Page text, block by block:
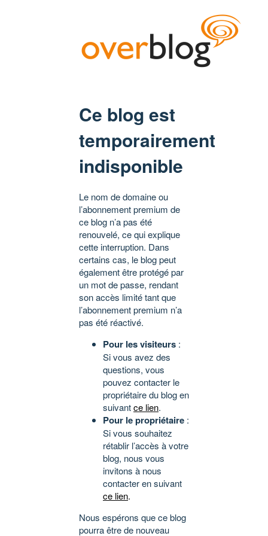
Ce blog est
temporairement
indisponible
Le nom de domaine ou
l’abonnement premium de
ce blog n’a pas été
renouvelé, ce qui explique
cette interruption. Dans
certains cas, le blog peut
également être protégé par
un mot de passe, rendant
son accès limité tant que
l’abonnement premium n’a
pas été réactivé.
Pour les visiteurs :
Si vous avez des
questions, vous
pouvez contacter le
propriétaire du blog en
suivantce lien.
Pour le propriétaire :
Si vous souhaitez
rétablir l’accès à votre
blog, nous vous
invitons à nous
contacter en suivant
ce lien.
Nous espérons que ce blog
pourra être de nouveau